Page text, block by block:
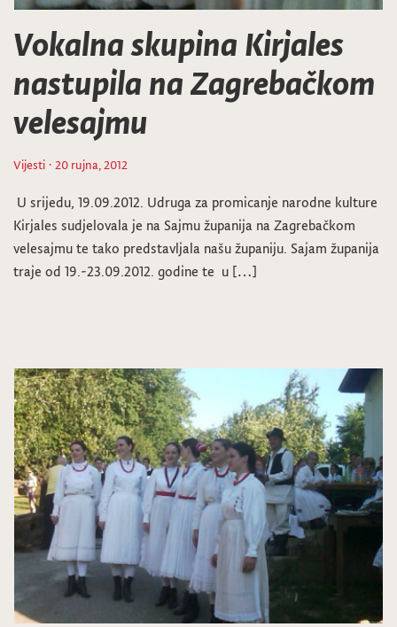
Vokalna skupina Kirjales
nastupila na Zagrebačkom
velesajmu
Vijesti · 20 rujna, 2012
U srijedu, 19.09.2012. Udruga za promicanje narodne kulture
Kirjales sudjelovala je na Sajmu županija na Zagrebačkom
velesajmu te tako predstavljala našu županiju. Sajam županija
traje od 19.-23.09.2012. godine te u […]